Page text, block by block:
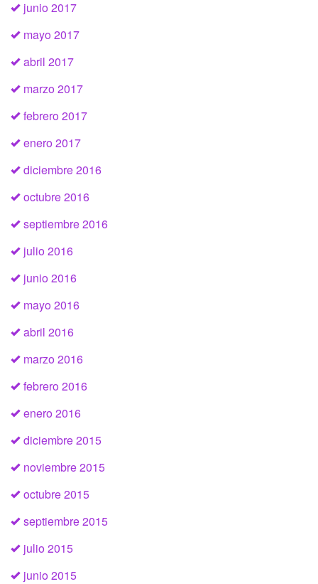
junio 2017
mayo 2017
abril 2017
marzo 2017
febrero 2017
enero 2017
diciembre 2016
octubre 2016
septiembre 2016
julio 2016
junio 2016
mayo 2016
abril 2016
marzo 2016
febrero 2016
enero 2016
diciembre 2015
noviembre 2015
octubre 2015
septiembre 2015
julio 2015
junio 2015